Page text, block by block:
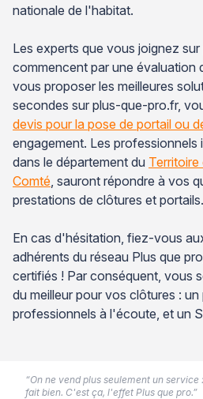
nationale de l'habitat.
Les experts que vous joignez
commencent par une évaluation
vous proposer les meilleures
secondes sur plus-que-pro.fr,
devis pour la pose de portail ou
engagement. Les professionnels
dans le département du
Comté , sauront répondre à vos
prestations de clôtures et portails.
En cas d'hésitation, fiez-vous
adhérents du réseau Plus que
certifiés ! Par conséquent, vous
du meilleur pour vos clôtures :
professionnels à l'écoute, et un
“On ne vend plus seulement un
fait bien. C'est ça, l'effet Plus que pro.”